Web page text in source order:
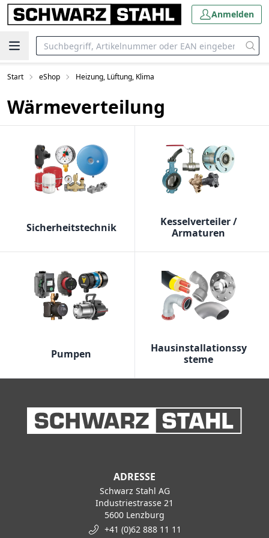
Anmelden
Start eShop Heizung, Lüftung, Klima
Wärmeverteilung
Sicherheitstechnik
Kesselverteiler /
Armaturen
Pumpen
Hausinstallationssy
steme
ADRESSE
Schwarz Stahl AG
Industriestrasse 21
5600 Lenzburg
+41 (0)62 888 11 11